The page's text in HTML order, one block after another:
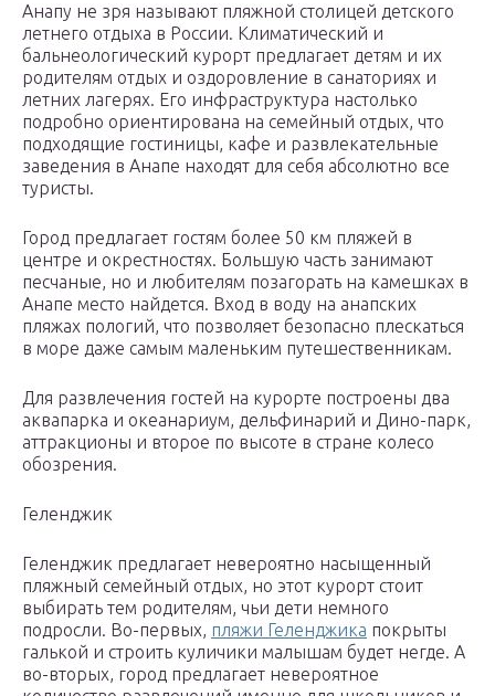
Анапу не зря называют пляжной столицей детского
летнего отдыха в России. Климатический и
бальнеологический курорт предлагает детям и их
родителям отдых и оздоровление в санаториях и
летних лагерях. Его инфраструктура настолько
подробно ориентирована на семейный отдых, что
подходящие гостиницы, кафе и развлекательные
заведения в Анапе находят для себя абсолютно все
туристы.
Город предлагает гостям более 50 км пляжей в
центре и окрестностях. Большую часть занимают
песчаные, но и любителям позагорать на камешках в
Анапе место найдется. Вход в воду на анапских
пляжах пологий, что позволяет безопасно плескаться
в море даже самым маленьким путешественникам.
Для развлечения гостей на курорте построены два
аквапарка и океанариум, дельфинарий и Дино-парк,
аттракционы и второе по высоте в стране колесо
обозрения.
Геленджик
Геленджик предлагает невероятно насыщенный
пляжный семейный отдых, но этот курорт стоит
выбирать тем родителям, чьи дети немного
подросли. Во-первых, пляжи Геленджика покрыты
галькой и строить куличики малышам будет негде. А
во-вторых, город предлагает невероятное